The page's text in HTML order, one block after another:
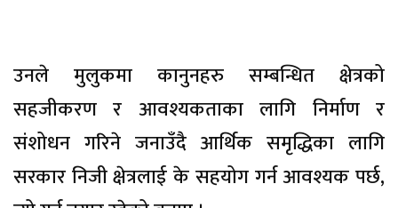
उनले मुलुकमा कानुनहरु सम्बन्धित क्षेत्रको
सहजीकरण र आवश्यकताका लागि निर्माण र
संशोधन गरिने जनाउँदै आर्थिक समृद्धिका लागि
सरकार निजी क्षेत्रलाई के सहयोग गर्न आवश्यक पर्छ,